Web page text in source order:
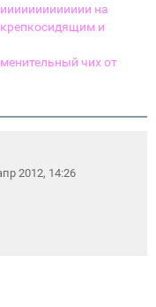
на
и
чих от
2012, 14:26